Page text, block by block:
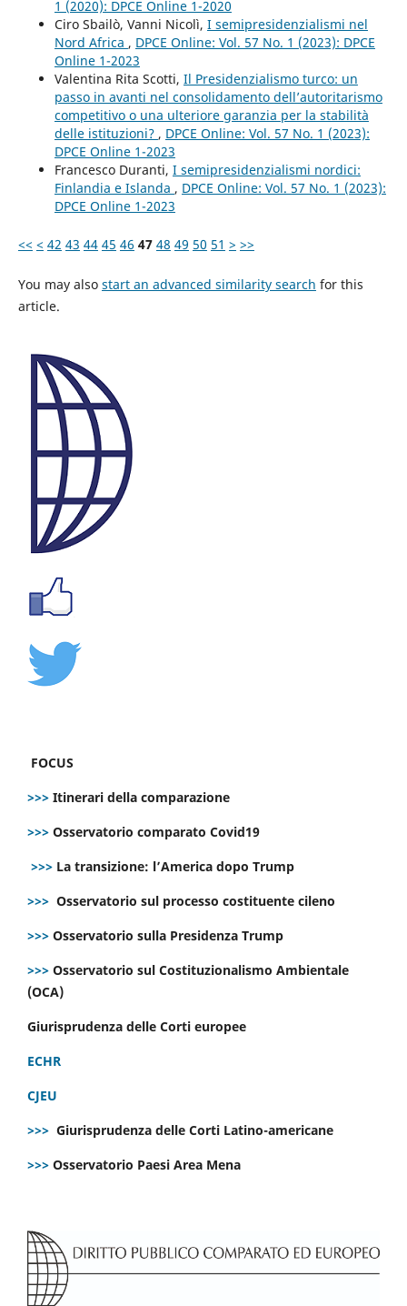
1 (2020): DPCE Online 1-2020
Ciro Sbailò, Vanni Nicolì, I semipresidenzialismi nel
Nord Africa , DPCE Online: Vol. 57 No. 1 (2023): DPCE
Online 1-2023
Valentina Rita Scotti, Il Presidenzialismo turco: un
passo in avanti nel consolidamento dell’autoritarismo
competitivo o una ulteriore garanzia per la stabilità
delle istituzioni? , DPCE Online: Vol. 57 No. 1 (2023):
DPCE Online 1-2023
Francesco Duranti, I semipresidenzialismi nordici:
Finlandia e Islanda , DPCE Online: Vol. 57 No. 1 (2023):
DPCE Online 1-2023
<< < 42 43 44 45 46 47 48 49 50 51 > >>
You may also start an advanced similarity search for this
article.
FOCUS
>>> Itinerari della comparazione
>>> Osservatorio comparato Covid19
>>> La transizione: l’America dopo Trump
>>> Osservatorio sul processo costituente cileno
>>> Osservatorio sulla Presidenza Trump
>>> Osservatorio sul Costituzionalismo Ambientale
(OCA)
Giurisprudenza delle Corti europee
ECHR
CJEU
>>> Giurisprudenza delle Corti Latino-americane
>>> Osservatorio Paesi Area Mena